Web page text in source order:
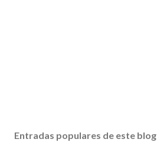
Entradas populares de este blog